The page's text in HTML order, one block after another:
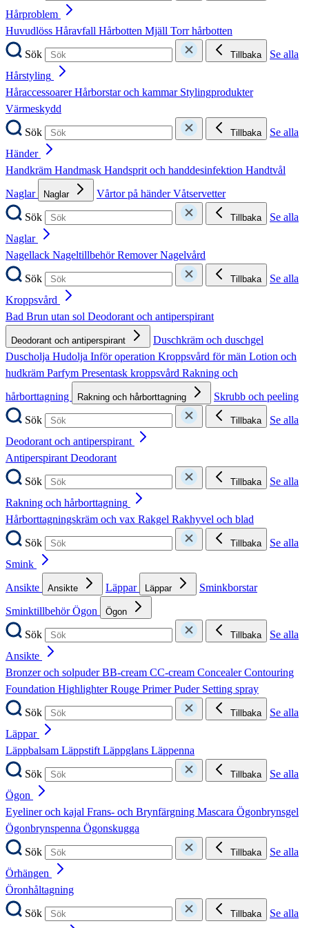
Hårproblem
Huvudlöss Håravfall Hårbotten Mjäll Torr hårbotten
Sök
Tillbaka
Se alla
Hårstyling
HåraccessoarerHårborstar och kammar Stylingprodukter
Värmeskydd
Sök
Tillbaka
Se alla
Händer
Handkräm Handmask Handsprit och handdesinfektion Handtvål
Naglar
Naglar Vårtor på händerVåtservetter
Sök
Tillbaka
Se alla
Naglar
Nagellack NageltillbehörRemoverNagelvård
Sök
Tillbaka
Se alla
Kroppsvård
Bad Brun utan sol Deodorant och antiperspirant
Deodorant och antiperspirant
Duschkräm och duschgel
Duscholja Hudolja Inför operation Kroppsvård för män Lotion och
hudkräm Parfym Presentask kroppsvård Rakning och
hårborttagning
Rakning och hårborttagning
Skrubb och peeling
Sök
Tillbaka
Se alla
Deodorant och antiperspirant
AntiperspirantDeodorant
Sök
Tillbaka
Se alla
Rakning och hårborttagning
Hårborttagningskräm och vax Rakgel Rakhyvel och blad
Sök
Tillbaka
Se alla
Smink
Ansikte
Ansikte Läppar Läppar
Sminkborstar
SminktillbehörÖgon Ögon
Sök Tillbaka
Se alla
Ansikte
Bronzer och solpuderBB-cream CC-cream ConcealerContouring
Foundation HighlighterRouge PrimerPuder Setting spray
Sök
Tillbaka
Se alla
Läppar
Läppbalsam LäppstiftLäppglans Läppenna
Sök
Tillbaka
Se alla
Ögon
Eyeliner och kajal Frans- och Brynfärgning Mascara Ögonbrynsgel
Ögonbrynspenna Ögonskugga
Sök
Tillbaka
Se alla
Örhängen
Öronhåltagning
Sök
Tillbaka
Se alla